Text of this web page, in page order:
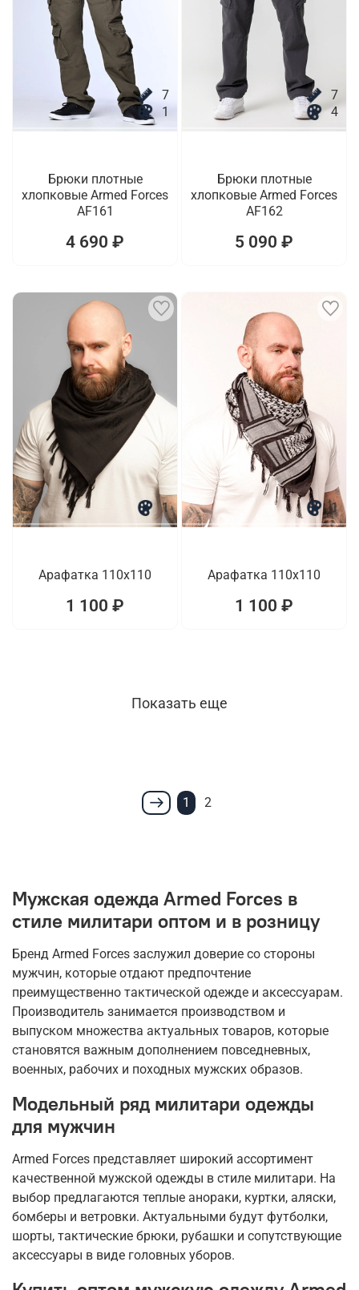
7
1
Брюки плотные
хлопковые Armed Forces
AF161
4 690 ₽
7
4
Брюки плотные
хлопковые Armed Forces
AF162
5 090 ₽
1
Арафатка 110x110
1 100 ₽
1
Арафатка 110x110
1 100 ₽
Показать еще
1 2
Мужская одежда Armed Forces в
стиле милитари оптом и в розницу
Бренд Armed Forces заслужил доверие со стороны
мужчин, которые отдают предпочтение
преимущественно тактической одежде и аксессуарам.
Производитель занимается производством и
выпуском множества актуальных товаров, которые
становятся важным дополнением повседневных,
военных, рабочих и походных мужских образов.
Модельный ряд милитари одежды
для мужчин
Armed Forces представляет широкий ассортимент
качественной мужской одежды в стиле милитари. На
выбор предлагаются теплые анораки, куртки, аляски,
бомберы и ветровки. Актуальными будут футболки,
шорты, тактические брюки, рубашки и сопутствующие
аксессуары в виде головных уборов.